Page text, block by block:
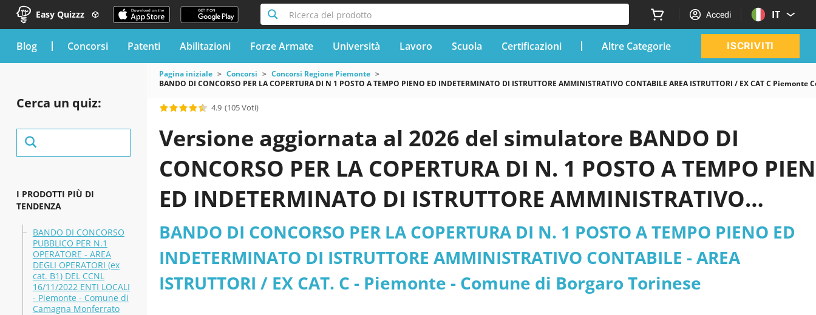
Easy Quizzz Ricerca del prodotto Accedi IT
blog Concorsi Patenti Abilitazioni Forze Armate Università Lavoro Scuola Certificazioni Altre Categorie ISCRIVITI
Cerca un quiz:
I PRODOTTI PIÙ DI
TENDENZA
BANDO DI CONCORSO
PUBBLICO PER N.1
OPERATORE - AREA
DEGLI OPERATORI (ex
cat. B1) DEL CCNL
16/11/2022 ENTI LOCALI
- Piemonte - Comune di
Camagna Monferrato
Pagina iniziale Concorsi
Concorsi Regione Piemonte
BANDO DI CONCORSO PER LA COPERTURA DI N 1 POSTO A TEMPO PIENO ED INDETERMINATO DI ISTRUTTORE AMMINISTRATIVO CONTABILE AREA ISTRUTTORI / EX CAT C
4.9 (105 Voti)
Versione aggiornata al 2026 del simulatore BANDO DI
CONCORSO PER LA COPERTURA DI N. 1 POSTO A TEMPO
ED INDETERMINATO DI ISTRUTTORE AMMINISTRATIVO
CONTABILE - AREA ISTRUTTORI / EX CAT. C - Piemonte -
Comune di Borgaro Torinese
BANDO DI CONCORSO PER LA COPERTURA DI N. 1 POSTO A TEMPO PIENO ED
INDETERMINATO DI ISTRUTTORE AMMINISTRATIVO CONTABILE - AREA
ISTRUTTORI / EX CAT. C - Piemonte - Comune di Borgaro Torinese